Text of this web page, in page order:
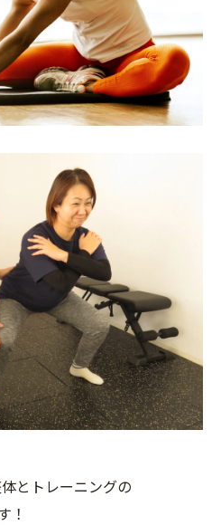
とトレーニングの
！